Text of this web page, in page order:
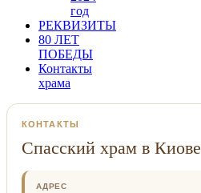
год
РЕКВИЗИТЫ
80 ЛЕТ
ПОБЕДЫ
Контакты
храма
КОНТАКТЫ
Спасский храм в Киове
АДРЕС